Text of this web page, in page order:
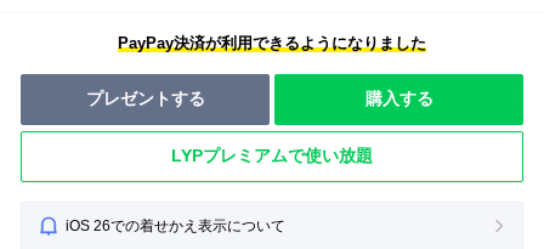
PayPay決済が利用できるようになりました
プレゼントする 購入する
LYPプレミアムで使い放題
iOS 26での着せかえ表示について